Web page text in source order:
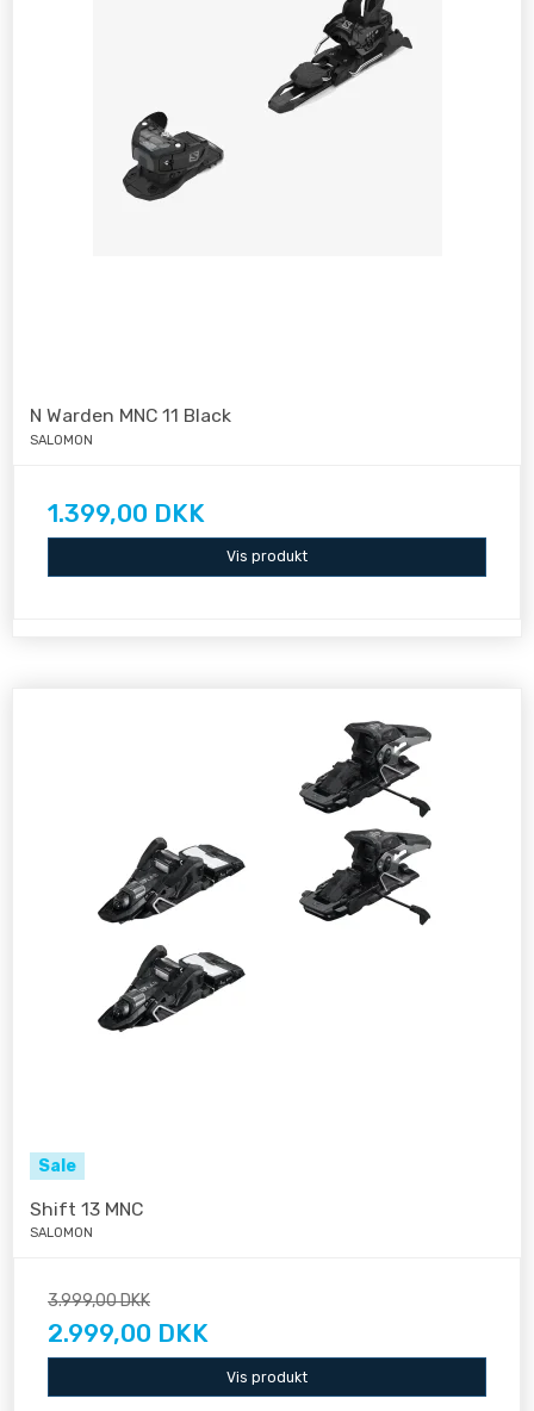
N Warden MNC 11 Black
SALOMON
1.399,00 DKK
Vis produkt
Sale
Shift 13 MNC
SALOMON
3.999,00 DKK
2.999,00 DKK
Vis produkt